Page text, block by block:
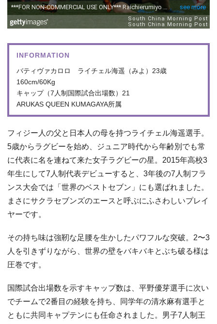
INFORMATION
バティヴァカロロ ライチェル海遥（みよ）23歳
160cm/60Kg
キャップ（7人制国際試合出場数）21
ARUKAS QUEEN KUMAGAYA所属
フィジー人の父と日本人の母を持つライチェル海遥選手。
5歳からラグビーを始め、ジュニア時代から年齢別でも常
に代表に名を連ねて来た女子ラグビーの星。2015年高校3
年生にして7人制代表デビューすると、3年後の7人制フラ
ンス大会では「世界のベストセブン」にも選ばれました。
まさにサクラセブンズのエースと呼ぶにふさわしいプレイ
ヤーです。
その持ち味は強靭な足腰を生かしたパワフルな突破。2〜3
人を引きずりながら、世界の壁をバキバキとぶち破る様は
圧巻です。
国際試合出場数を示すキャップ数は、平野優芽選手に次い
でチームで2番目の経験を持ち、同学年の清水麻有選手と
ともに共同キャプテンにも任命されました。男子7人制王